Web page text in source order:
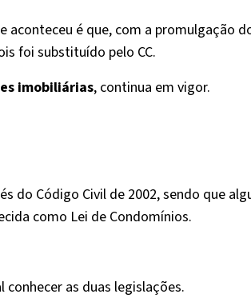
aconteceu é que, com a promulgação
foi substituído pelo CC.
imobiliárias, continua em vigor.
do Código Civil de 2002, sendo que
como Lei de Condomínios.
as duas legislações.